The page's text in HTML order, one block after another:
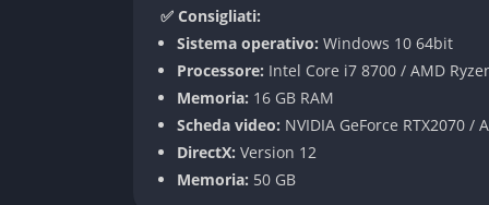
combattimento MMA più realistica mai
casuali che gli appassionati hardcore del
FAQ
È necessario conoscere le MMA per
No, il gioco offre un sistema di tutorial
✅ Consigliati:
Sistema operativo: Windows 10 64bit
Processore: Intel Core i7 8700 / AMD
Memoria: 16 GB RAM
Scheda video: NVIDIA GeForce RTX2070 /
DirectX: Version 12
Memoria: 50 GB